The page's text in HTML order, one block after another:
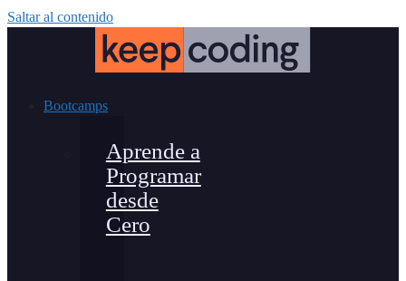
Saltar al contenido
Bootcamps
Aprende a
Programar
desde
Cero